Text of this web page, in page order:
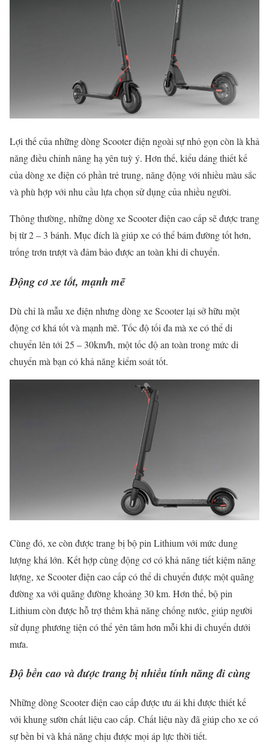
Lợi thế của những dòng Scooter điện ngoài sự nhỏ gọn còn là khả
năng điều chỉnh nâng hạ yên tuỳ ý. Hơn thế, kiểu dáng thiết kế
của dòng xe điện có phần trẻ trung, năng động với nhiều màu sắc
và phù hợp với nhu cầu lựa chọn sử dụng của nhiều người.
Thông thường, những dòng xe Scooter điện cao cấp sẽ được trang
bị từ 2 – 3 bánh. Mục đích là giúp xe có thể bám đường tốt hơn,
trống trơn trượt và đảm bảo được an toàn khi di chuyển.
Động cơ xe tốt, mạnh mẽ
Dù chỉ là mẫu xe điện nhưng dòng xe Scooter lại sở hữu một
động cơ khá tốt và mạnh mẽ. Tốc độ tối đa mà xe có thể di
chuyển lên tới 25 – 30km/h, một tốc độ an toàn trong mức di
chuyển mà bạn có khả năng kiểm soát tốt.
Cùng đó, xe còn được trang bị bộ pin Lithium với mức dung
lượng khá lớn. Kết hợp cùng động cơ có khả năng tiết kiệm năng
lượng, xe Scooter điện cao cấp có thể di chuyển được một quãng
đường xa với quãng đường khoảng 30 km. Hơn thế, bộ pin
Lithium còn được hỗ trợ thêm khả năng chống nước, giúp người
sử dụng phương tiện có thể yên tâm hơn mỗi khi di chuyển dưới
mưa.
Độ bền cao và được trang bị nhiều tính năng đi cùng
Những dòng Scooter điện cao cấp được ưu ái khi được thiết kế
với khung sườn chất liệu cao cấp. Chất liệu này đã giúp cho xe có
sự bền bỉ và khả năng chịu được mọi áp lực thời tiết.